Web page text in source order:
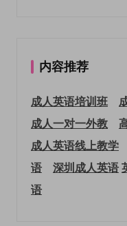
内容推荐
成人英语培训班
成人一对一外教
成人英语线上教学
语
深圳成人英语
语